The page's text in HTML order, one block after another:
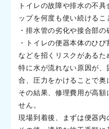
トイレの故障や排水の不
ップを何度も使い続けるこ
・排水管の劣化や接合部の
・トイレの便器本体のひび
などを招くリスクがあるた
特に水が流れない原因が
合、圧力をかけることで奥
その結果、修理費用が高額
せん。
現場到着後、まずは便器内